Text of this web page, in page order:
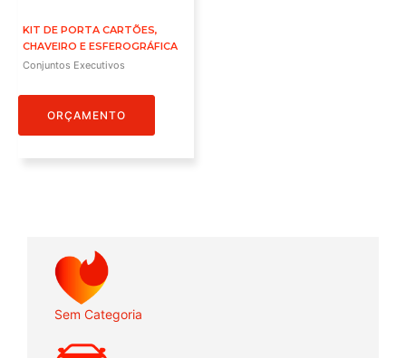
Sem Categoria
KIT DE PORTA CARTÕES,
CHAVEIRO E ESFEROGRÁFICA
Conjuntos Executivos
ORÇAMENTO